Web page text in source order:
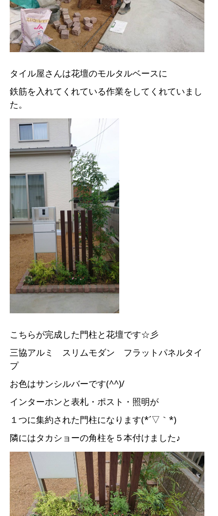
タイル屋さんは花壇のモルタルベースに
鉄筋を入れてくれている作業をしてくれていまし
た。
こちらが完成した門柱と花壇です☆彡
三協アルミ スリムモダン フラットパネルタイ
プ
お色はサンシルバーです(^^)/
インターホンと表札・ポスト・照明が
１つに集約された門柱になります(*´▽｀*)
隣にはタカショーの角柱を５本付けました♪